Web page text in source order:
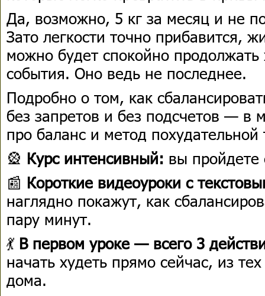
Да, возможно, 5 кг за месяц и не
Зато легкости точно прибавится,
можно будет спокойно продолжать
события. Оно ведь не последнее.
Подробно о том, как
без запретов и без подсчетов — в
про баланс и метод похудательной
🎡 Курс интенсивный: вы пройдете
📰 Короткие видеоуроки с
наглядно покажут, как
пару минут.
💃 В первом уроке — всего 3
начать худеть прямо сейчас, из
дома.